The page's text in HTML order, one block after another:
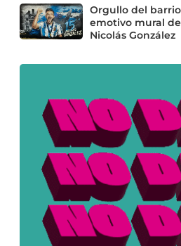
Orgullo del
emotivo mural
Nicolás González